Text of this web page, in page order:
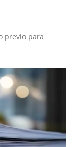
previo para